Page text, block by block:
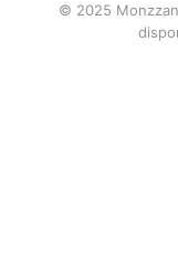
© 2025